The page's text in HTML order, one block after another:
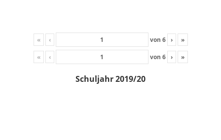
« ‹ von 6 › »
« ‹ von 6 › »
Schuljahr 2019/20